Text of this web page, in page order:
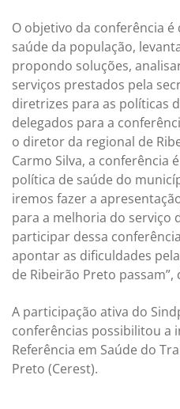
O objetivo da conferência
saúde da população,
propondo soluções,
serviços prestados pela
diretrizes para as políticas
delegados para a
o diretor da regional de
Carmo Silva, a
política de saúde do
iremos fazer a
para a melhoria do serviço
participar dessa
apontar as dificuldades
de Ribeirão Preto passam”,
A participação ativa do
conferências possibilitou a
Referência em Saúde do
Preto (Cerest).